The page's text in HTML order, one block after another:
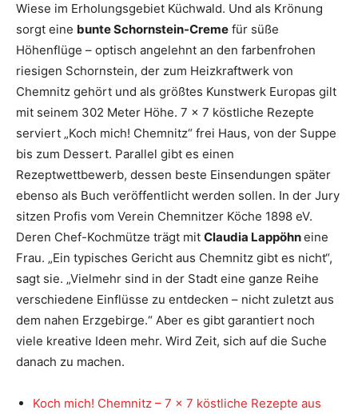
Wiese im Erholungsgebiet Küchwald. Und als Krönung
sorgt eine bunte Schornstein-Creme für süße
Höhenflüge – optisch angelehnt an den farbenfrohen
riesigen Schornstein, der zum Heizkraftwerk von
Chemnitz gehört und als größtes Kunstwerk Europas gilt
mit seinem 302 Meter Höhe. 7 x 7 köstliche Rezepte
serviert „Koch mich! Chemnitz“ frei Haus, von der Suppe
bis zum Dessert. Parallel gibt es einen
Rezeptwettbewerb, dessen beste Einsendungen später
ebenso als Buch veröffentlicht werden sollen. In der Jury
sitzen Profis vom Verein Chemnitzer Köche 1898 eV.
Deren Chef-Kochmütze trägt mit Claudia Lappöhneine
Frau. „Ein typisches Gericht aus Chemnitz gibt es nicht“,
sagt sie. „Vielmehr sind in der Stadt eine ganze Reihe
verschiedene Einflüsse zu entdecken – nicht zuletzt aus
dem nahen Erzgebirge.“ Aber es gibt garantiert noch
viele kreative Ideen mehr. Wird Zeit, sich auf die Suche
danach zu machen.
Koch mich! Chemnitz – 7 x 7 köstliche Rezepte aus